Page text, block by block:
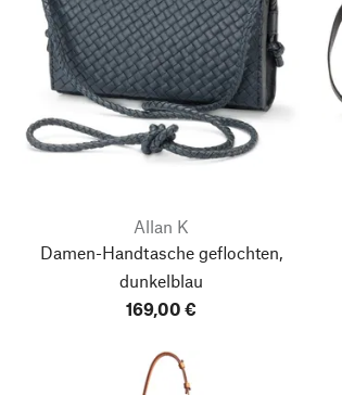
Allan K
Damen-Handtasche geflochten,
dunkelblau
169,00 €